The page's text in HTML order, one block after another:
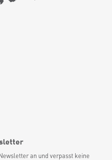
an und verpasst keine